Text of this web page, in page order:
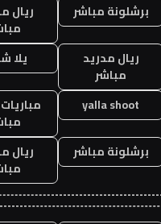
برشلونة مباشر
ريال
ريال مدريد
مباشر
يلا
yalla shoot
برشلونة مباشر
ريال